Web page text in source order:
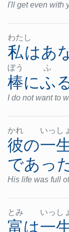
I'll get even with
わた し
私はあ
ぼう ふ
棒にふ
I do not want to
かれ
彼の
いっ し
一
であっ
His life was full
とみ
富は
いっ し
一